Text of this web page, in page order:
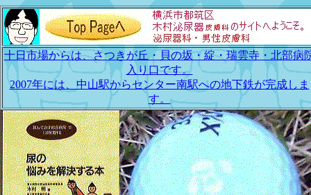
十日市場からは、さつきが丘・貝の坂・綻・瑞雲寺・北部病
入り口です。
2007年には、中山駅からセンター南駅への地下鉄が完成しま
す。